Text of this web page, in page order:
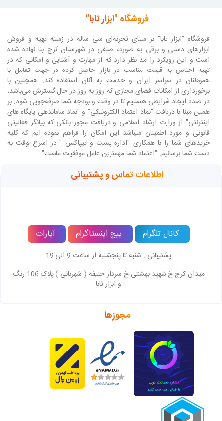
فروشگاه "ابزار تابا"
فروشگاه "ابزار تابا"بر مبنای تجربه‌ای سی ساله در زمینه تهیه و فروش
ابزارهای دستی و برقی به صورت صنفی در شهرستان کرج بنا نهاده شده
است و این رویکرد را مد نظر دارد که از مهارت و آشنایی و امکانی که در
تهیه اجناس به قیمت مناسب در بازار حاصل کرده در جهت تعامل با
هموطنان در سراسر ایران و خدمت به آنان استفاده کند. همچنین با
برخورداری از امکانات فضای مجازی که روز به روز در حال گسترش می‌باشد،
در صدد ایجاد شرایطی هستیم تا در وقت و بودجه شما صرفه‌جویی شود. بر
همین مبنا با دریافت "نماد اعتماد الکترونیکی" و "نماد ساماندهی پایگاه های
اینترنتی" از وزارت ارشاد اسلامی و دریافت مجوز بانکی که بیانگر فعالیتی
قانونی و مورد اطمینان میباشد این امکان را فراهم نموده ایم که کلیه
خریدهای شما را با همکاری "اداره پست و تیپاکس " در اسرع وقت به
دست شما برسانیم. "اعتماد شما مهمترین عامل موفقیت ماست"
اطلاعات تماس و پشتیبانی
کانال تلگرام پیج اینستاگرام آپارات
پشتیبانی : شنبه تا پنجشنبه از ساعت 9 الی 19
میدان کرج خ شهید بهشتی خ سردار حنیفه ( شهربانی ) پلاک 106 رنگ
و ابزار تابا
مجوزها